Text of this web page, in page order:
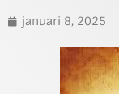
januari 8, 2025